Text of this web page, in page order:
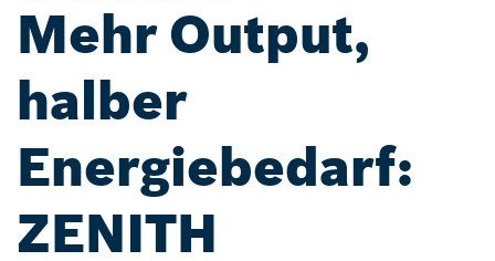
Mehr Output,
halber
Energiebedarf:
ZENITH